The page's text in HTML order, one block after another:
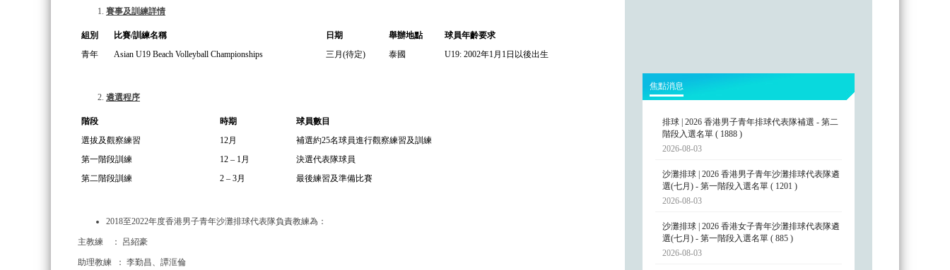
賽事及訓練詳情
組別 比賽/訓練名稱 日期 舉辦地點
球員年齡要求
青年
Asian U19 Beach Volleyball Championships 三月(待定) 泰國 U19: 2002年1月1日以後出生
遴選程序
階段 時期
球員數目
選拔及觀察練習
12月
補選約25名球員進行觀察練習及訓練
第一階段訓練
12 – 1月
決選代表隊球員
第二階段訓練
2 – 3月 最後練習及準備比賽
2018至2022年度香港男子青年沙灘排球代表隊負責教練為：
主教練 ： 呂紹豪
助理教練 ： 李勤昌、譚洭倫
焦點消息
排球 | 2026 香港男子青年排球代表隊補選 - 第二
階段入選名單 ( 1888 )
2026-08-03
沙灘排球 | 2026 香港男子青年沙灘排球代表隊遴
選(七月) - 第一階段入選名單 ( 1201 )
2026-08-03
沙灘排球 | 2026 香港女子青年沙灘排球代表隊遴
選(七月) - 第一階段入選名單 ( 885 )
2026-08-03